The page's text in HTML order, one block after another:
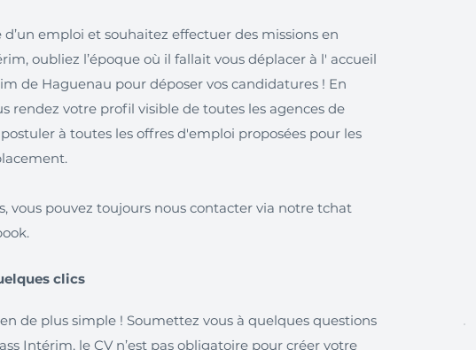
d’un emploi et souhaitez effectuer des missions en
oubliez l’époque où il fallait vous déplacer à l' accueil
de Haguenau pour déposer vos candidatures ! En
rendez votre profil visible de toutes les agences de
à toutes les offres d'emploi proposées pour les
vous pouvez toujours nous contacter via notre tchat
clics
de plus simple ! Soumettez vous à quelques questions
Intérim, le CV n’est pas obligatoire pour créer votre